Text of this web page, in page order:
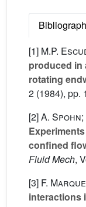
[1] M.P.
produced in
rotating
2 (1984), pp.
[2]A.
confined
Fluid Mech,
[3] F.
interactions